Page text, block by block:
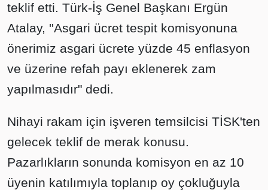
teklif etti. Türk-İş Genel Başkanı Ergün
Atalay, ''Asgari ücret tespit komisyonuna
önerimiz asgari ücrete yüzde 45 enflasyon
ve üzerine refah payı eklenerek zam
yapılmasıdır" dedi.
Nihayi rakam için işveren temsilcisi TİSK'ten
gelecek teklif de merak konusu.
Pazarlıkların sonunda komisyon en az 10
üyenin katılımıyla toplanıp oy çokluğuyla